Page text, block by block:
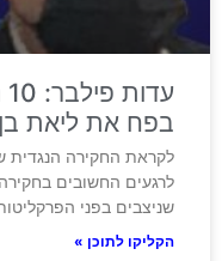
בפח את ליאת בן
לקראת החקירה הנגדית
לרגעים החשובים
שניצבים בפני
הקליקו לתוכן »